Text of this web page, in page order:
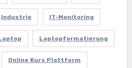
Industrie IT-Monitoring
Laptopformatierung
Online Kurs Plattform